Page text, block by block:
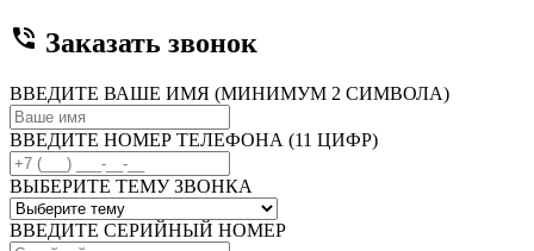
phone_in_talk Заказать звонок
ВВЕДИТЕ ВАШЕ ИМЯ (МИНИМУМ 2 СИМВОЛА)
ВВЕДИТЕ НОМЕР ТЕЛЕФОНА (11 ЦИФР)
ВЫБЕРИТЕ ТЕМУ ЗВОНКА
ВВЕДИТЕ СЕРИЙНЫЙ НОМЕР